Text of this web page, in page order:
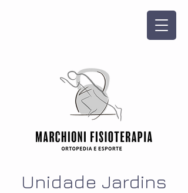
The Team
Unidade Jardins